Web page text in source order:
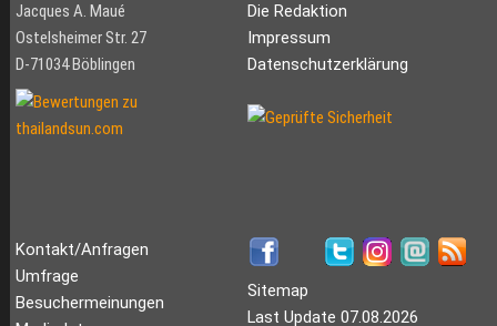
Jacques A. Maué
Ostelsheimer Str. 27
D-71034 Böblingen
Die Redaktion
Impressum
Datenschutzerklärung
Kontakt/Anfragen
Umfrage
Besuchermeinungen
Sitemap
Last Update 07.08.2026